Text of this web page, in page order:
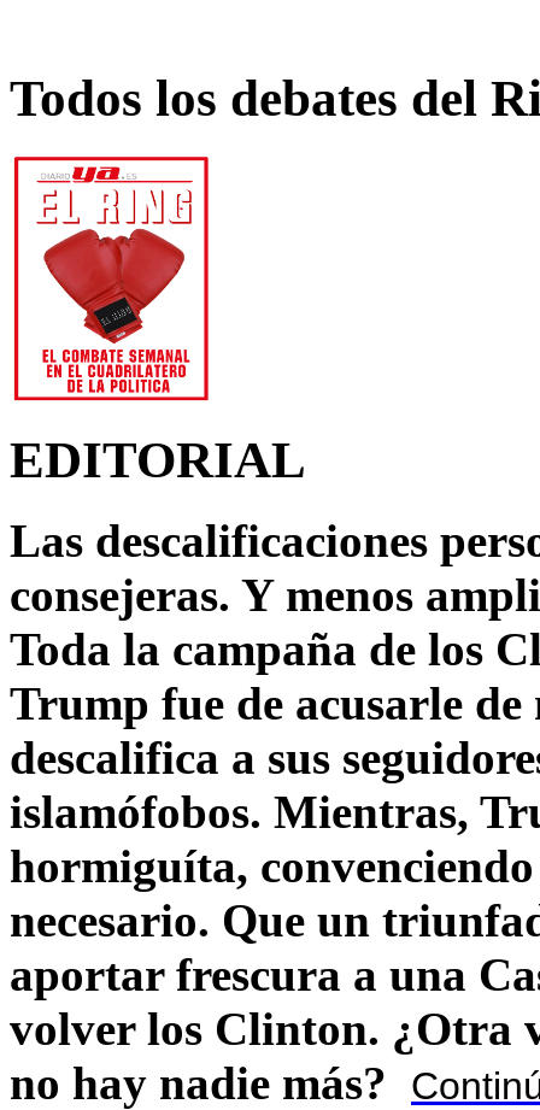
Todos los debates del
EDITORIAL
Las descalificaciones
consejeras. Y menos
Toda la campaña de los
Trump fue de acusarle
descalifica a sus
islamófobos. Mientras,
hormiguíta,
necesario. Que un
aportar frescura a una
volver los Clinton. ¿Otra
no hay nadie más?